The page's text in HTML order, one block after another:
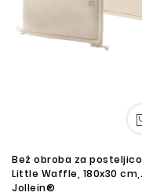
Bež obroba za posteljico
Little Waffle, 180x30 cm,
Jollein®